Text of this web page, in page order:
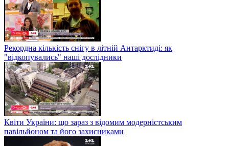
Рекордна кількість снігу в літній Антарктиді: як
"відкопувались" наші дослідники
Квіти України: що зараз з відомим модерністським
павільйоном та його захисниками